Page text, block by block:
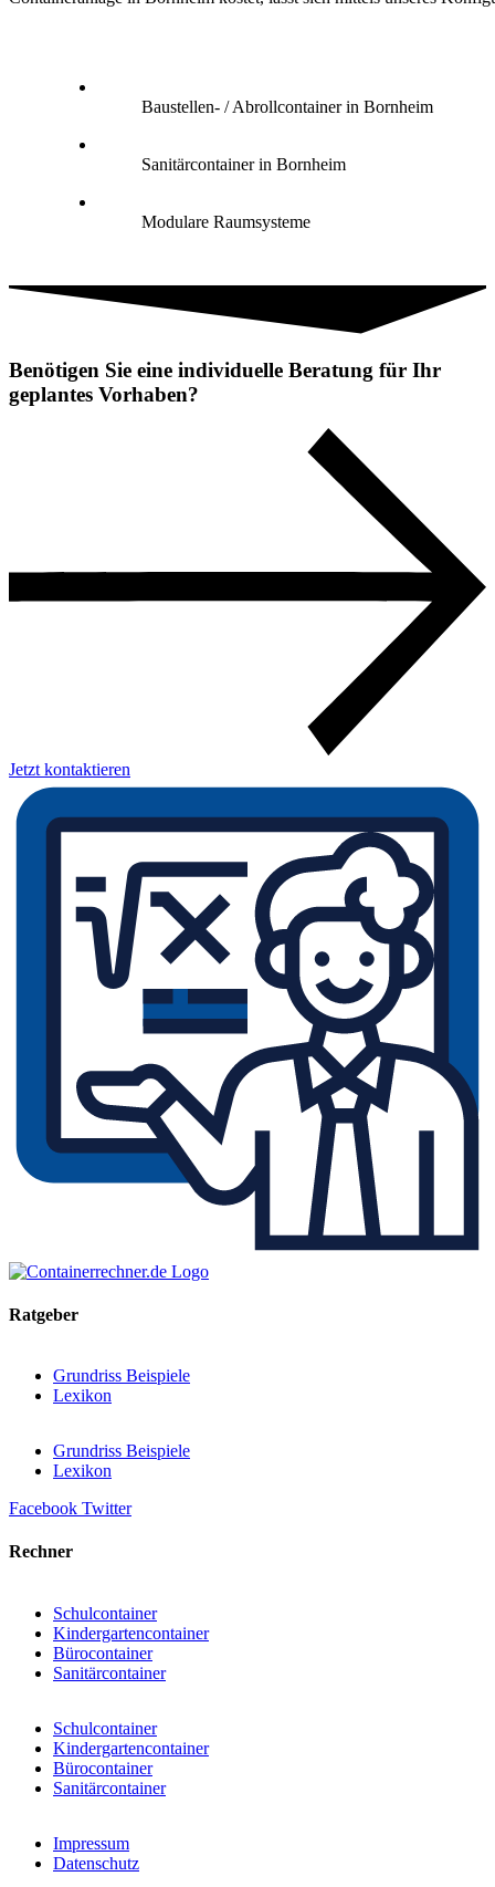
Baustellen- / Abrollcontainer in Bornheim
Sanitärcontainer in Bornheim
Modulare Raumsysteme
Benötigen Sie eine individuelle Beratung für Ihr
geplantes Vorhaben?
Jetzt kontaktieren
Ratgeber
Grundriss Beispiele
Lexikon
Grundriss Beispiele
Lexikon
Facebook Twitter
Rechner
Schulcontainer
Kindergartencontainer
Bürocontainer
Sanitärcontainer
Schulcontainer
Kindergartencontainer
Bürocontainer
Sanitärcontainer
Impressum
Datenschutz